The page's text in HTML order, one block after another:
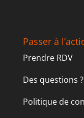
Passer à
Prendre RDV
Des questions ?
Politique de